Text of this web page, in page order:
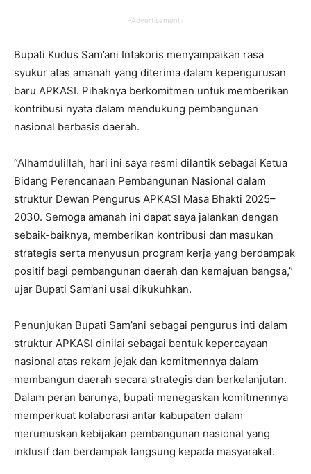
-Advertisement-
Bupati Kudus Sam’ani Intakoris menyampaikan rasa
syukur atas amanah yang diterima dalam kepengurusan
baru APKASI. Pihaknya berkomitmen untuk memberikan
kontribusi nyata dalam mendukung pembangunan
nasional berbasis daerah.
“Alhamdulillah, hari ini saya resmi dilantik sebagai Ketua
Bidang Perencanaan Pembangunan Nasional dalam
struktur Dewan Pengurus APKASI Masa Bhakti 2025–
2030. Semoga amanah ini dapat saya jalankan dengan
sebaik-baiknya, memberikan kontribusi dan masukan
strategis serta menyusun program kerja yang berdampak
positif bagi pembangunan daerah dan kemajuan bangsa,”
ujar Bupati Sam’ani usai dikukuhkan.
Penunjukan Bupati Sam’ani sebagai pengurus inti dalam
struktur APKASI dinilai sebagai bentuk kepercayaan
nasional atas rekam jejak dan komitmennya dalam
membangun daerah secara strategis dan berkelanjutan.
Dalam peran barunya, bupati menegaskan komitmennya
memperkuat kolaborasi antar kabupaten dalam
merumuskan kebijakan pembangunan nasional yang
inklusif dan berdampak langsung kepada masyarakat.